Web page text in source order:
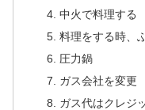
中火で料理する
料理をする時、
圧力鍋
ガス会社を変更
ガス代はクレジ